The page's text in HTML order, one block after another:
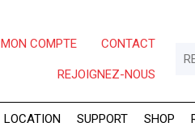
MON COMPTE CONTACT
REJOIGNEZ-NOUS
LOCATION SUPPORT SHOP